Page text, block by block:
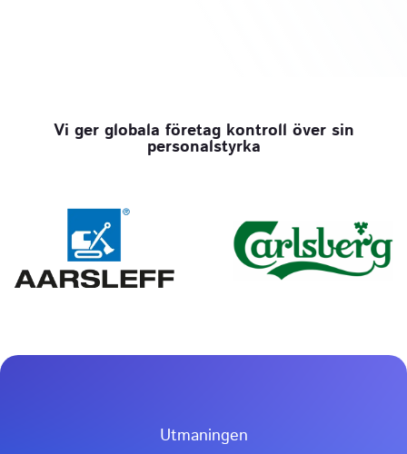
Vi ger globala företag kontroll över sin
personalstyrka
Utmaningen